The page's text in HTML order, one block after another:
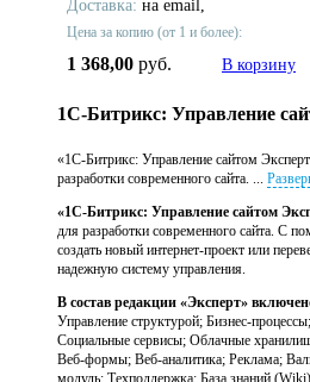
Доставка: на email,
Цена за копию (от 1 и более):
1 368,00 руб. В корзину
1С-Битрикс: Управление
«1С-Битрикс: Управление сайтом
разработки современного сайта. ...
«1С-Битрикс: Управление сайтом
для разработки современного сайта. С
создать новый интернет-проект или
надежную систему управления.
В состав редакции «Эксперт»
Управление структурой; Бизнес-
Социальные сервисы; Облачные
Веб-формы; Веб-аналитика; Реклама;
модуль; Техподдержка; База знаний